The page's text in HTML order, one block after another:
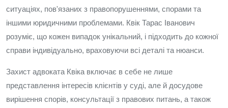
ситуаціях, пов'язаних з правопорушеннями, спорами та
іншими юридичними проблемами. Квік Тарас Іванович
розуміє, що кожен випадок унікальний, і підходить до кожної
справи індивідуально, враховуючи всі деталі та нюанси.
Захист адвоката Квіка включає в себе не лише
представлення інтересів клієнтів у суді, але й досудове
вирішення спорів, консультації з правових питань, а також